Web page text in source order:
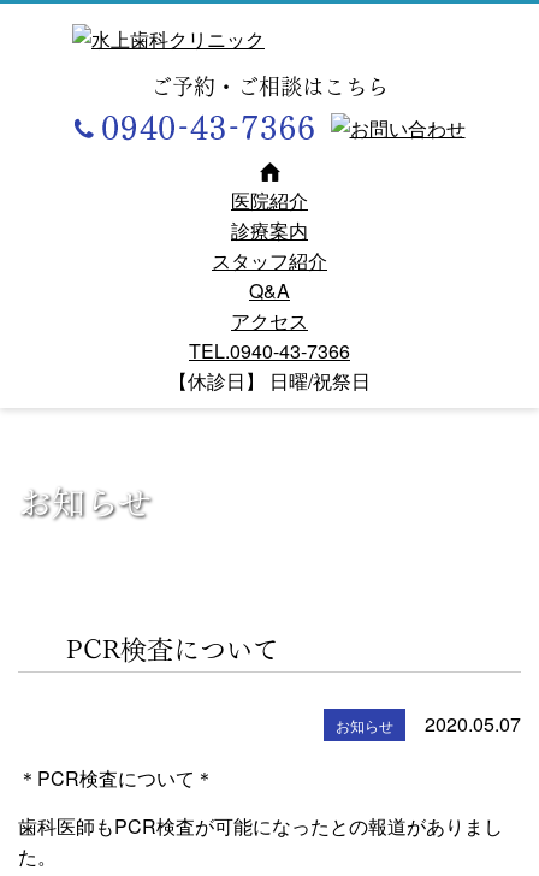
ご予約・ご相談はこちら
医院紹介
診療案内
スタッフ紹介
Q&A
アクセス
TEL.0940-43-7366
【休診日】 日曜/祝祭日
お知らせ
PCR検査について
お知らせ
2020.05.07
＊PCR検査について＊
歯科医師もPCR検査が可能になったとの報道がありまし
た。